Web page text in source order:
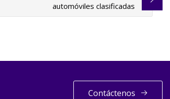
automóviles clasificadas
Contáctenos